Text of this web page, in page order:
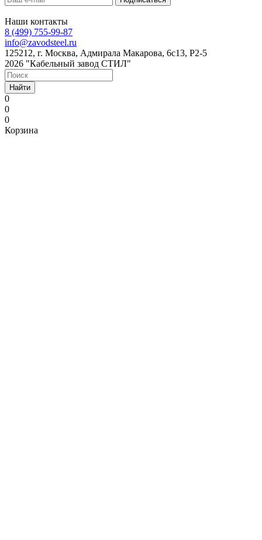
Наши контакты
8 (499) 755-99-87
info@zavodsteel.ru
125212, г. Москва, Адмирала Макарова, 6с13, Р2-5
2026 "Кабельный завод СТИЛ"
Найти
0
0
0
Корзина